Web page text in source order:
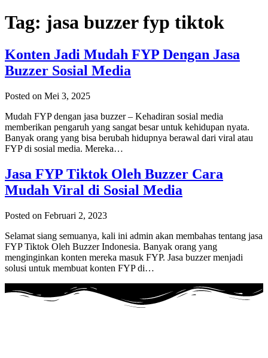
Tag: jasa buzzer fyp tiktok
Konten Jadi Mudah FYP Dengan Jasa
Buzzer Sosial Media
Posted on Mei 3, 2025
Mudah FYP dengan jasa buzzer – Kehadiran sosial media
memberikan pengaruh yang sangat besar untuk kehidupan nyata.
Banyak orang yang bisa berubah hidupnya berawal dari viral atau
FYP di sosial media. Mereka…
Jasa FYP Tiktok Oleh Buzzer Cara
Mudah Viral di Sosial Media
Posted on Februari 2, 2023
Selamat siang semuanya, kali ini admin akan membahas tentang jasa
FYP Tiktok Oleh Buzzer Indonesia. Banyak orang yang
menginginkan konten mereka masuk FYP. Jasa buzzer menjadi
solusi untuk membuat konten FYP di…